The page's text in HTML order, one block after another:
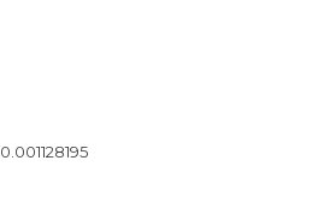
0.001128195